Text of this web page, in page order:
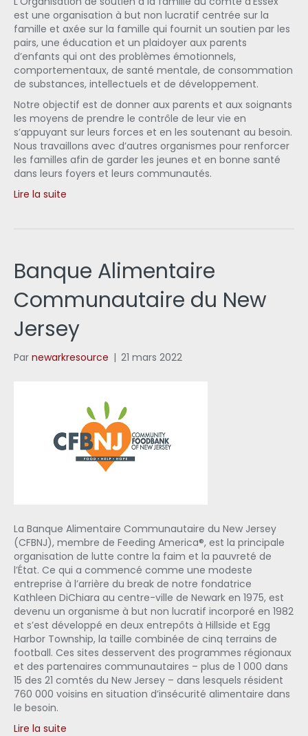
est une organisation à but non lucratif centrée sur la
famille et axée sur la famille qui fournit un soutien par les
pairs, une éducation et un plaidoyer aux parents
d’enfants qui ont des problèmes émotionnels,
comportementaux, de santé mentale, de consommation
de substances, intellectuels et de développement.
Notre objectif est de donner aux parents et aux soignants
les moyens de prendre le contrôle de leur vie en
s’appuyant sur leurs forces et en les soutenant au besoin.
Nous travaillons avec d’autres organismes pour renforcer
les familles afin de garder les jeunes et en bonne santé
dans leurs foyers et leurs communautés.
Lire la suite
Banque Alimentaire
Communautaire du New
Jersey
Par newarkresource | 21 mars 2022
La Banque Alimentaire Communautaire du New Jersey
(CFBNJ), membre de Feeding America®, est la principale
organisation de lutte contre la faim et la pauvreté de
l’État. Ce qui a commencé comme une modeste
entreprise à l’arrière du break de notre fondatrice
Kathleen DiChiara au centre-ville de Newark en 1975, est
devenu un organisme à but non lucratif incorporé en 1982
et s’est développé en deux entrepôts à Hillside et Egg
Harbor Township, la taille combinée de cinq terrains de
football. Ces sites desservent des programmes régionaux
et des partenaires communautaires – plus de 1 000 dans
15 des 21 comtés du New Jersey – dans lesquels résident
760 000 voisins en situation d’insécurité alimentaire dans
le besoin.
Lire la suite